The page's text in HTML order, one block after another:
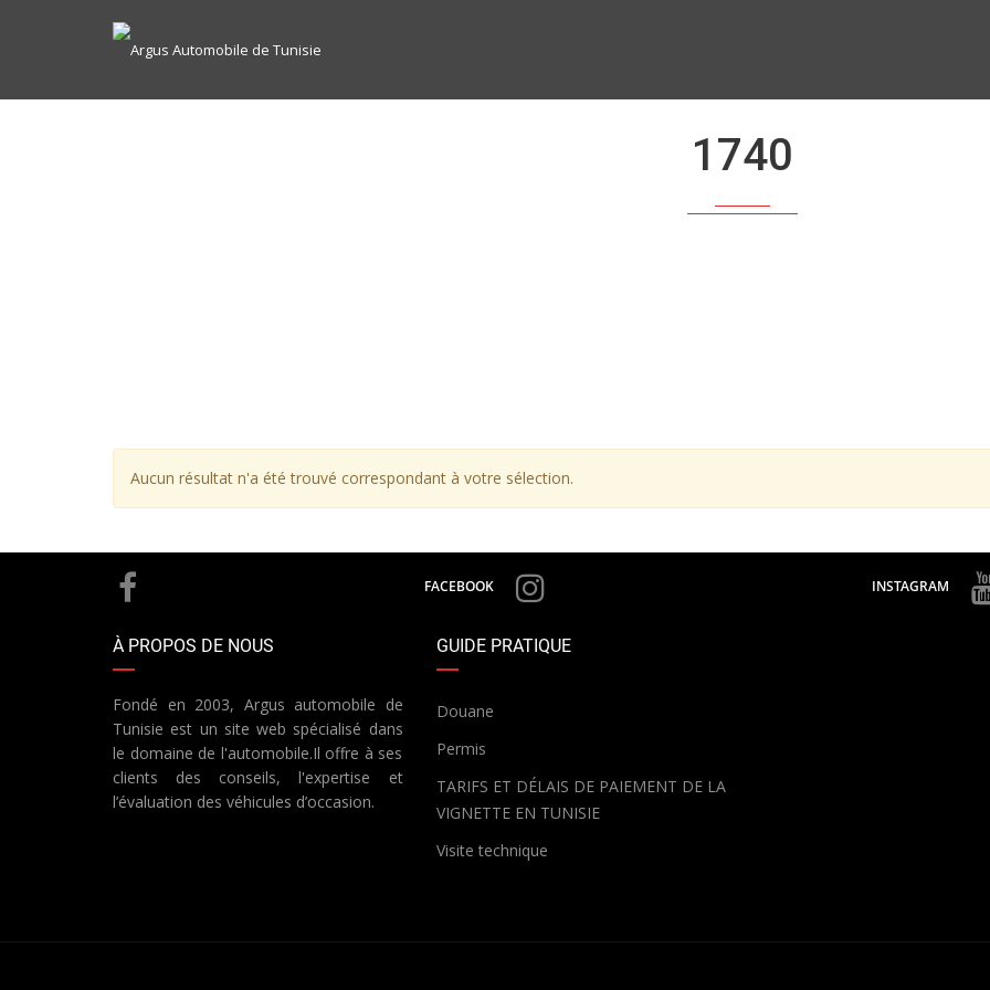
1740
Aucun résultat n'a été trouvé correspondant à votre sélection.
FACEBOOK INSTAGRAM
À PROPOS DE NOUS
Fondé en 2003, Argus automobile de
Tunisie est un site web spécialisé dans
le domaine de l'automobile.Il offre à ses
clients des conseils, l'expertise et
l’évaluation des véhicules d’occasion.
GUIDE PRATIQUE
Douane
Permis
TARIFS ET DÉLAIS DE PAIEMENT DE LA
VIGNETTE EN TUNISIE
Visite technique